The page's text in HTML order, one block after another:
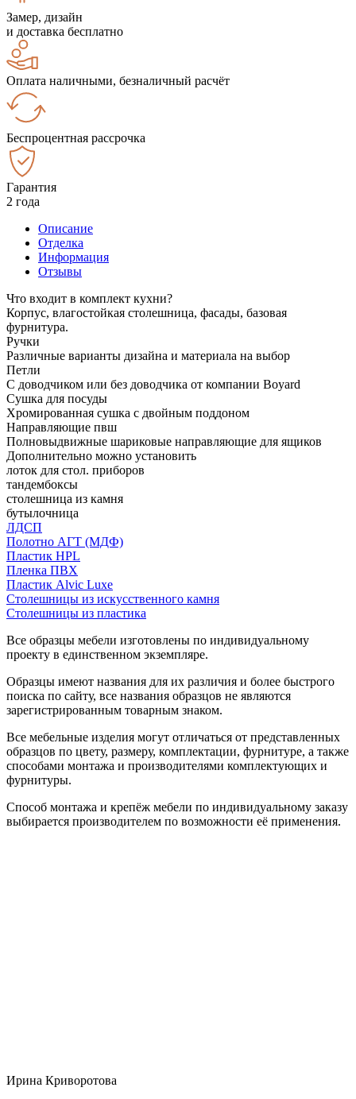
Замер, дизайн
и доставка бесплатно
Оплата наличными, безналичный расчёт
Беспроцентная рассрочка
Гарантия
2 года
Описание
Отделка
Информация
Отзывы
Что входит в комплект кухни?
Корпус, влагостойкая столешница, фасады, базовая
фурнитура.
Ручки
Различные варианты дизайна и материала на выбор
Петли
С доводчиком или без доводчика от компании Boyard
Сушка для посуды
Хромированная сушка с двойным поддоном
Направляющие пвш
Полновыдвижные шариковые направляющие для ящиков
Дополнительно можно установить
лоток для стол. приборов
тандембоксы
столешница из камня
бутылочница
ЛДСП
Полотно АГТ (МДФ)
Пластик HPL
Пленка ПВХ
Пластик Alvic Luxe
Столешницы из искусственного камня
Столешницы из пластика
Все образцы мебели изготовлены по индивидуальному
проекту в единственном экземпляре.
Образцы имеют названия для их различия и более быстрого
поиска по сайту, все названия образцов не являются
зарегистрированным товарным знаком.
Все мебельные изделия могут отличаться от представленных
образцов по цвету, размеру, комплектации, фурнитуре, а также
способами монтажа и производителями комплектующих и
фурнитуры.
Способ монтажа и крепёж мебели по индивидуальному заказу
выбирается производителем по возможности её применения.
Ирина Криворотова